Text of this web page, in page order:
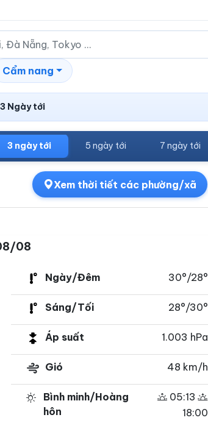
Cẩm nang
3 Ngày tới
3 ngày tới 5 ngày tới 7 ngày tới
Xem thời tiết các phường/xã
08
Ngày/Đêm 30°/28°
Sáng/Tối 28°/30°
Áp suất 1.003 hPa
Gió 48 km/h
Bình minh/Hoàng
hôn
05:13
18:00